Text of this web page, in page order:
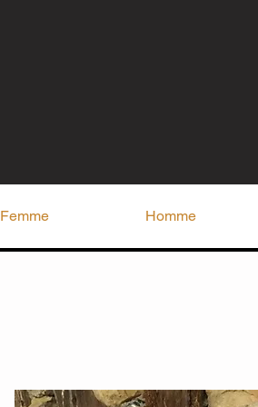
Femme Homme